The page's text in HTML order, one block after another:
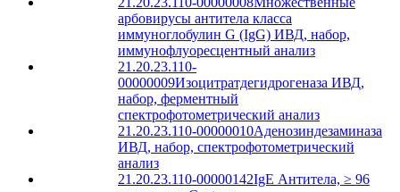
арбовирусы антитела класса
иммуноглобулин G (IgG) ИВД, набор,
иммунофлуоресцентный анализ
21.20.23.110-
00000009Изоцитратдегидрогеназа ИВД,
набор, ферментный
спектрофотометрический анализ
21.20.23.110-00000010Аденозиндезаминаза
ИВД, набор, спектрофотометрический
анализ
21.20.23.110-00000142IgE Антитела, ≥ 96